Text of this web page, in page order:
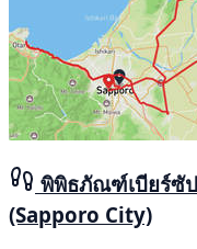
พิพิธภัณฑ์เบียร์ซั
(Sapporo City)